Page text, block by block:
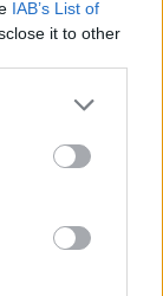
IAB’s List of
it to other
more Google
may click to
tags to
below Google